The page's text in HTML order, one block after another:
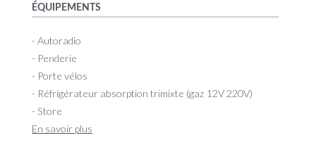
ÉQUIPEMENTS
- Autoradio
- Penderie
- Porte vélos
- Réfrigérateur absorption trimixte (gaz 12V 220V)
- Store
En savoir plus